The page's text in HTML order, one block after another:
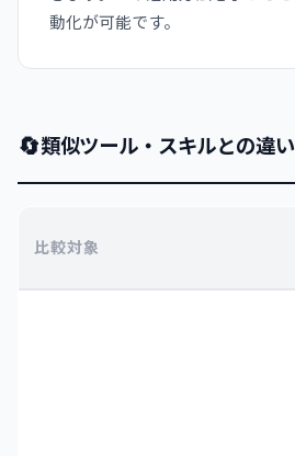
動化が可能です。
🔄類似ツール・スキルとの違い
比較対象